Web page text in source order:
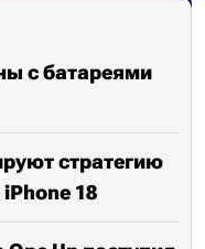
с батареями
стратегию
18